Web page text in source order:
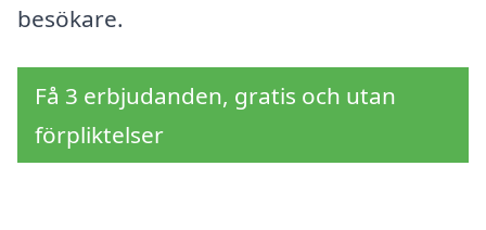
besökare.
Få 3 erbjudanden, gratis och utan
förpliktelser